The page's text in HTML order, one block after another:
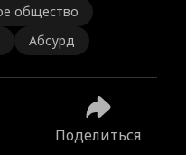
общество
Абсурд
Поделиться